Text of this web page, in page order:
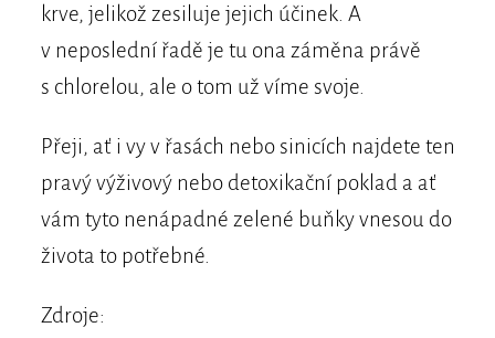
krve, jelikož zesiluje jejich účinek. A
v neposlední řadě je tu ona záměna právě
s chlorelou, ale o tom už víme svoje.
Přeji, ať i vy v řasách nebo sinicích najdete ten
pravý výživový nebo detoxikační poklad a ať
vám tyto nenápadné zelené buňky vnesou do
života to potřebné.
Zdroje: